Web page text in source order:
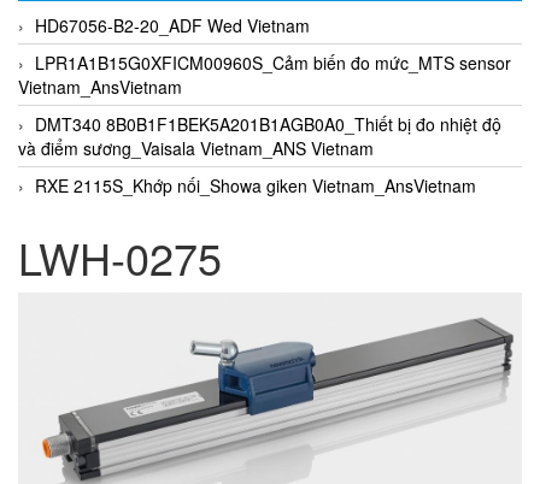
HD67056-B2-20_ADF Wed Vietnam
LPR1A1B15G0XFICM00960S_Cảm biến đo mức_MTS sensor
Vietnam_AnsVietnam
DMT340 8B0B1F1BEK5A201B1AGB0A0_Thiết bị đo nhiệt độ
và điểm sương_Vaisala Vietnam_ANS Vietnam
RXE 2115S_Khớp nối_Showa giken Vietnam_AnsVietnam
LWH-0275